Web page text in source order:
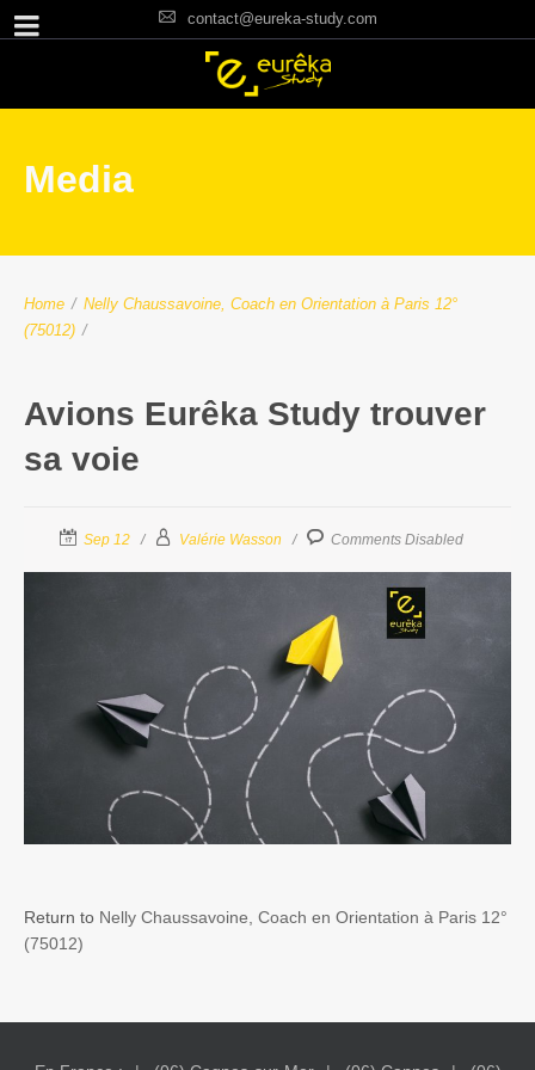
contact@eureka-study.com
Media
Home / Nelly Chaussavoine, Coach en Orientation à Paris 12°
(75012) /
Avions Eurêka Study trouver
sa voie
Sep 12 Valérie Wasson Comments Disabled
Return to Nelly Chaussavoine, Coach en Orientation à Paris 12°
(75012)